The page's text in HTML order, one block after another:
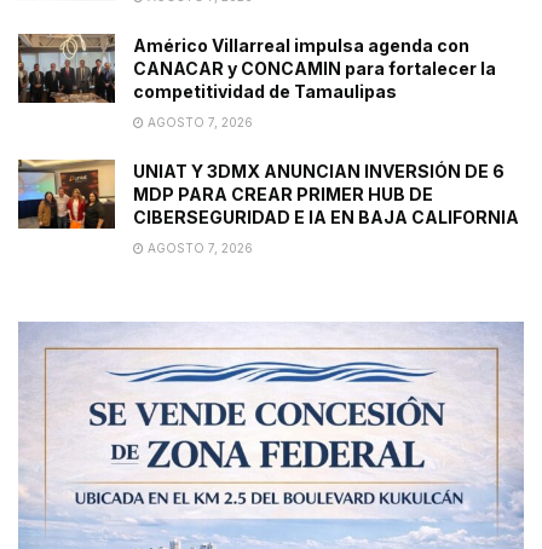
Américo Villarreal impulsa agenda con
CANACAR y CONCAMIN para fortalecer la
competitividad de Tamaulipas
AGOSTO 7, 2026
UNIAT Y 3DMX ANUNCIAN INVERSIÓN DE 6
MDP PARA CREAR PRIMER HUB DE
CIBERSEGURIDAD E IA EN BAJA CALIFORNIA
AGOSTO 7, 2026